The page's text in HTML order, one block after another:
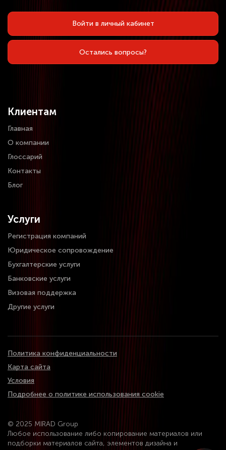
Клиентам
Главная
О компании
Глоссарий
Контакты
Блог
Услуги
Регистрация компаний
Юридическое сопровождение
Бухгалтерские услуги
Банковские услуги
Визовая поддержка
Другие услуги
Войти в личный кабинет
Остались вопросы?
© 2025 MIRAD Group
Любое использование либо копирование материалов или
подборки материалов сайта, элементов дизайна и
Политика конфиденциальности
Карта сайта
Условия
Подробнее о политике использования cookie